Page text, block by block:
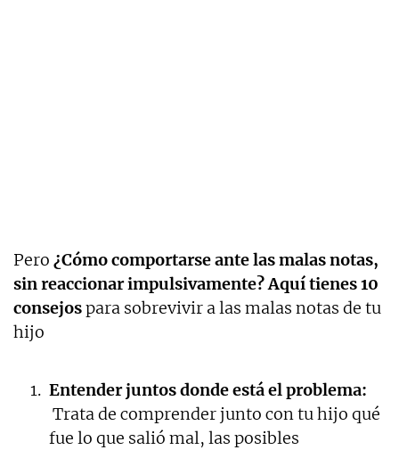
Pero ¿Cómo comportarse ante las malas notas,
sin reaccionar impulsivamente? Aquí tienes 10
consejospara sobrevivir a las malas notas de tu
hijo
Entender juntos donde está el problema:
Trata de comprender junto con tu hijo qué
fue lo que salió mal, las posibles